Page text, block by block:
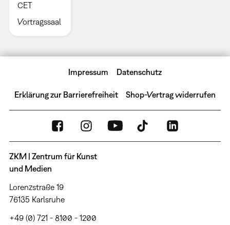
CET
Vortragssaal
Impressum Datenschutz
Erklärung zur Barrierefreiheit Shop-Vertrag widerrufen
ZKM | Zentrum für Kunst
und Medien
Lorenzstraße 19
76135 Karlsruhe
+49 (0) 721 - 8100 - 1200